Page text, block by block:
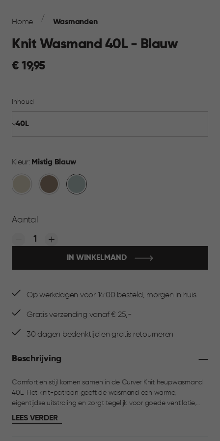
Navigation
Home Wasmanden
Knit Wasmand 40L - Blauw
€
€ 19,95
Inhoud
Kleur: Mistig Blauw
Oase
wit
Bruin
Mistig
Blauw
Aantal
Quantity:
IN WINKELMAND
Op werkdagen voor 14:00 besteld, morgen in huis
Gratis verzending vanaf € 25,-
30 dagen bedenktijd en gratis retourneren
Beschrijving
Comfort en stijl komen samen in de Curver Knit heupwasmand
40L. Het knit-patroon geeft de wasmand een warme,
eigentijdse uitstraling en zorgt tegelijk voor goede ventilatie,
zodat je was fris blijft. Dankzij de ergonomische handgrepen
draag je de mand comfortabel op de heup en verplaats je
LEES VERDER